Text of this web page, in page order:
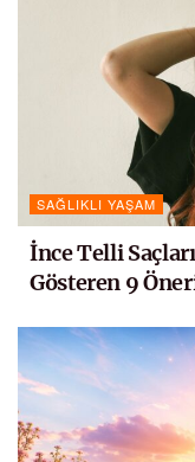
SAĞLIKLI YAŞAM
İnce Telli
Gösteren 9